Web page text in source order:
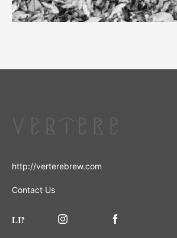
http://verterebrew.com
Contact Us